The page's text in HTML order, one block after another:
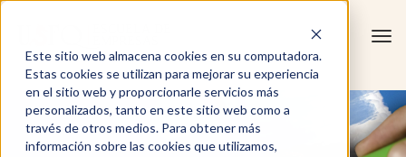
Este sitio web almacena cookies en su computadora.
Estas cookies se utilizan para mejorar su experiencia
en el sitio web y proporcionarle servicios más
personalizados, tanto en este sitio web como a
través de otros medios. Para obtener más
información sobre las cookies que utilizamos,